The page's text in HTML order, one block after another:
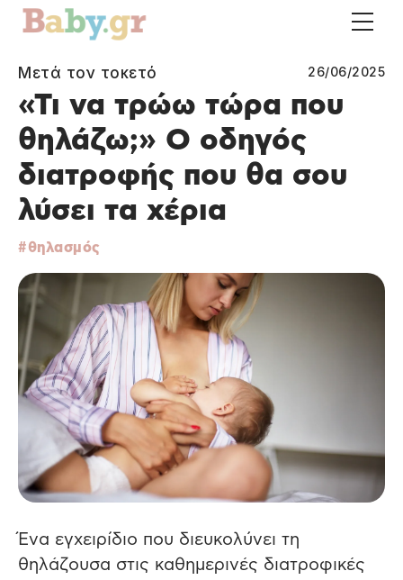
Μετά τον τοκετό 26/06/2025
«Τι να τρώω τώρα που
θηλάζω;» Ο οδηγός
διατροφής που θα σου
λύσει τα χέρια
θηλασμός
Ένα εγχειρίδιο που διευκολύνει τη
θηλάζουσα στις καθημερινές διατροφικές